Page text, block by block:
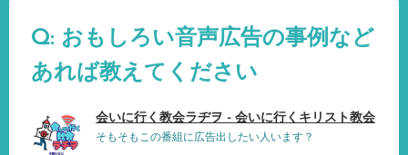
Q: おもしろい音声広告の事例など
あれば教えてください
会いに行く教会ラヂヲ - 会いに行くキリスト教会
そもそもこの番組に広告出したい人います？